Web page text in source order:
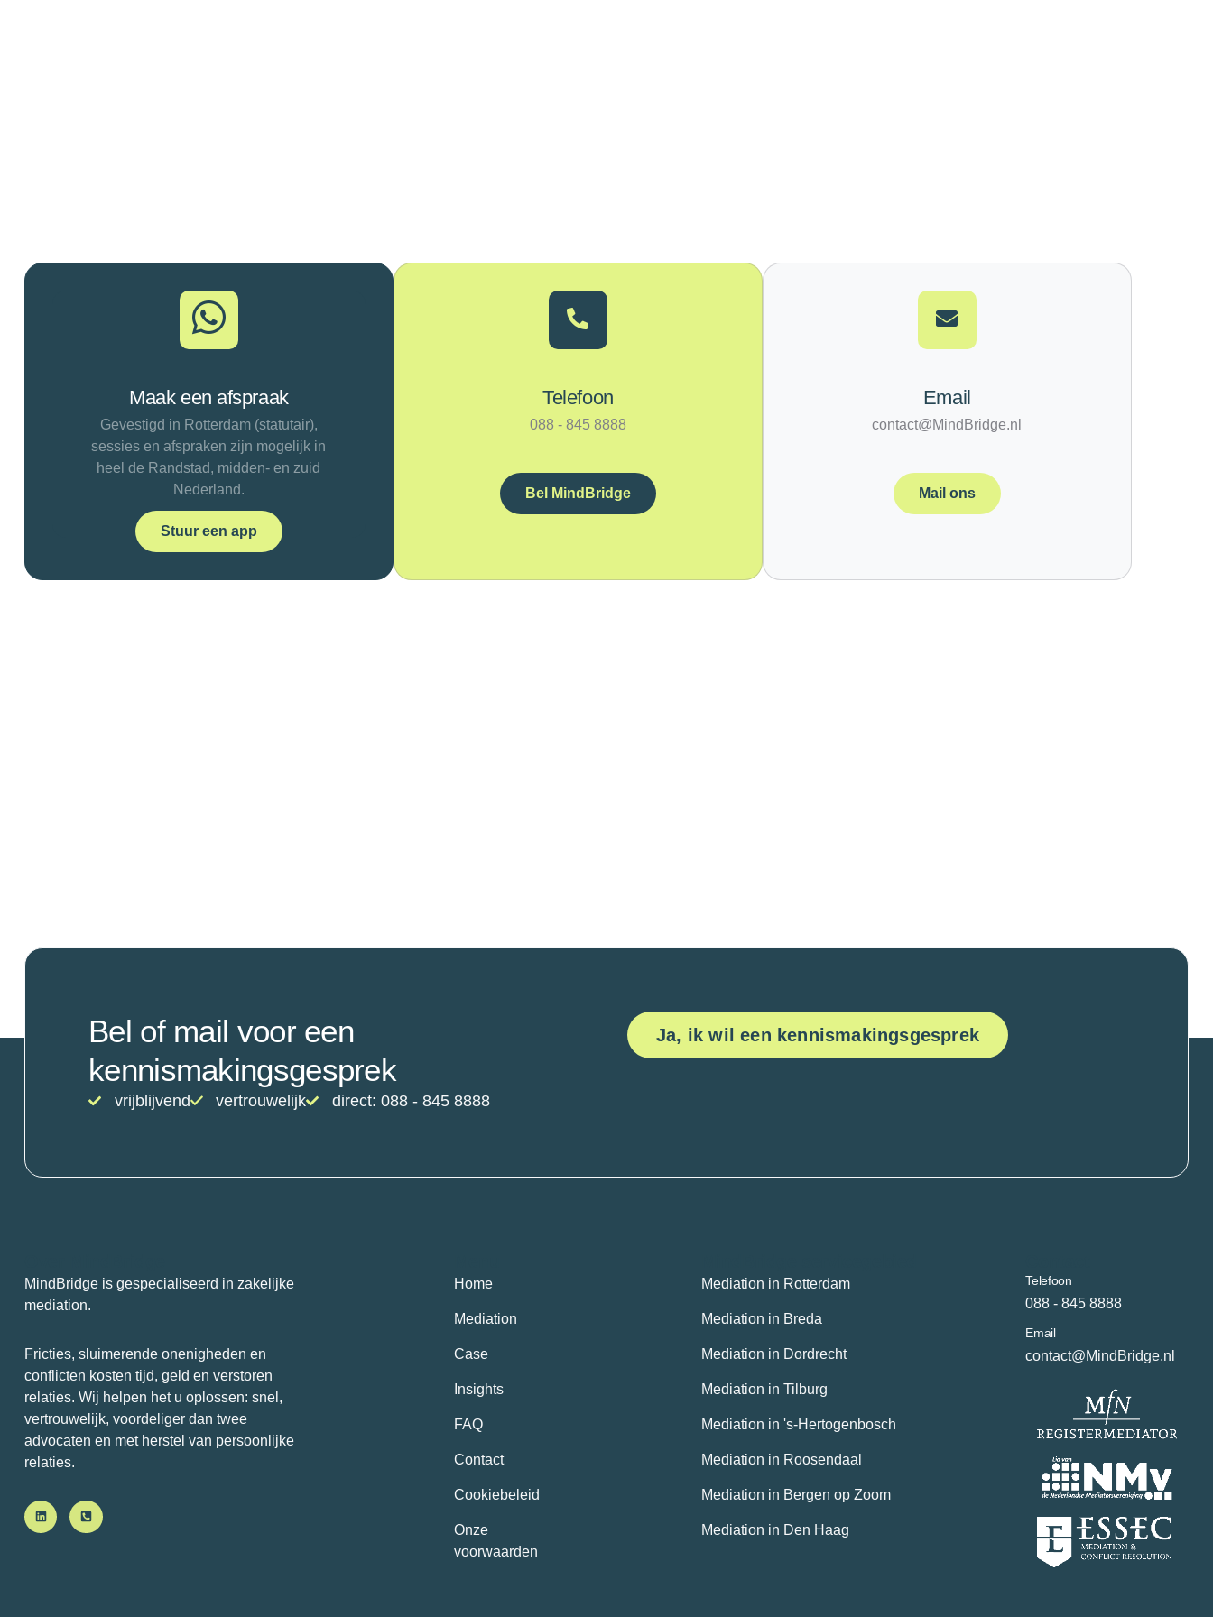
Maak een afspraak
Gevestigd in Rotterdam (statutair),
sessies en afspraken zijn mogelijk in
heel de Randstad, midden- en zuid
Nederland.
Stuur een app
Telefoon
088 - 845 8888
Bel MindBridge
Email
contact@MindBridge.nl
Mail ons
Bel of mail voor een
kennismakingsgesprek
vrijblijvend vertrouwelijk direct: 088 - 845 8888
Ja, ik wil een kennismakingsgesprek
MindBridge is gespecialiseerd in zakelijke
mediation.
Fricties, sluimerende onenigheden en
conflicten kosten tijd, geld en verstoren
relaties. Wij helpen het u oplossen: snel,
vertrouwelijk, voordeliger dan twee
advocaten en met herstel van persoonlijke
relaties.
Home
Mediation
Case
Insights
FAQ
Contact
Cookiebeleid
Onze
voorwaarden
Mediation in Rotterdam
Mediation in Breda
Mediation in Dordrecht
Mediation in Tilburg
Mediation in 's-Hertogenbosch
Mediation in Roosendaal
Mediation in Bergen op Zoom
Mediation in Den Haag
Telefoon
088 - 845 8888
Email
contact@MindBridge.nl